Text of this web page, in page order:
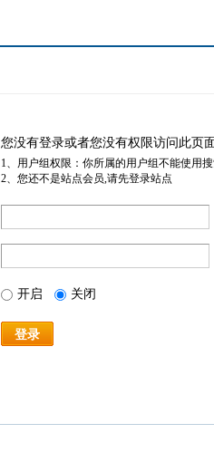
您没有登录或者您没有权限访问此页
1、用户组权限：你所属的用户组不能使用
2、您还不是站点会员,请先登录站点
开启 关闭
登录